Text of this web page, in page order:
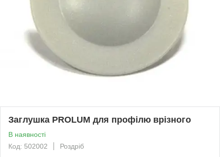
Заглушка PROLUM для профілю врізного
В наявності
Код: 502002
Роздріб